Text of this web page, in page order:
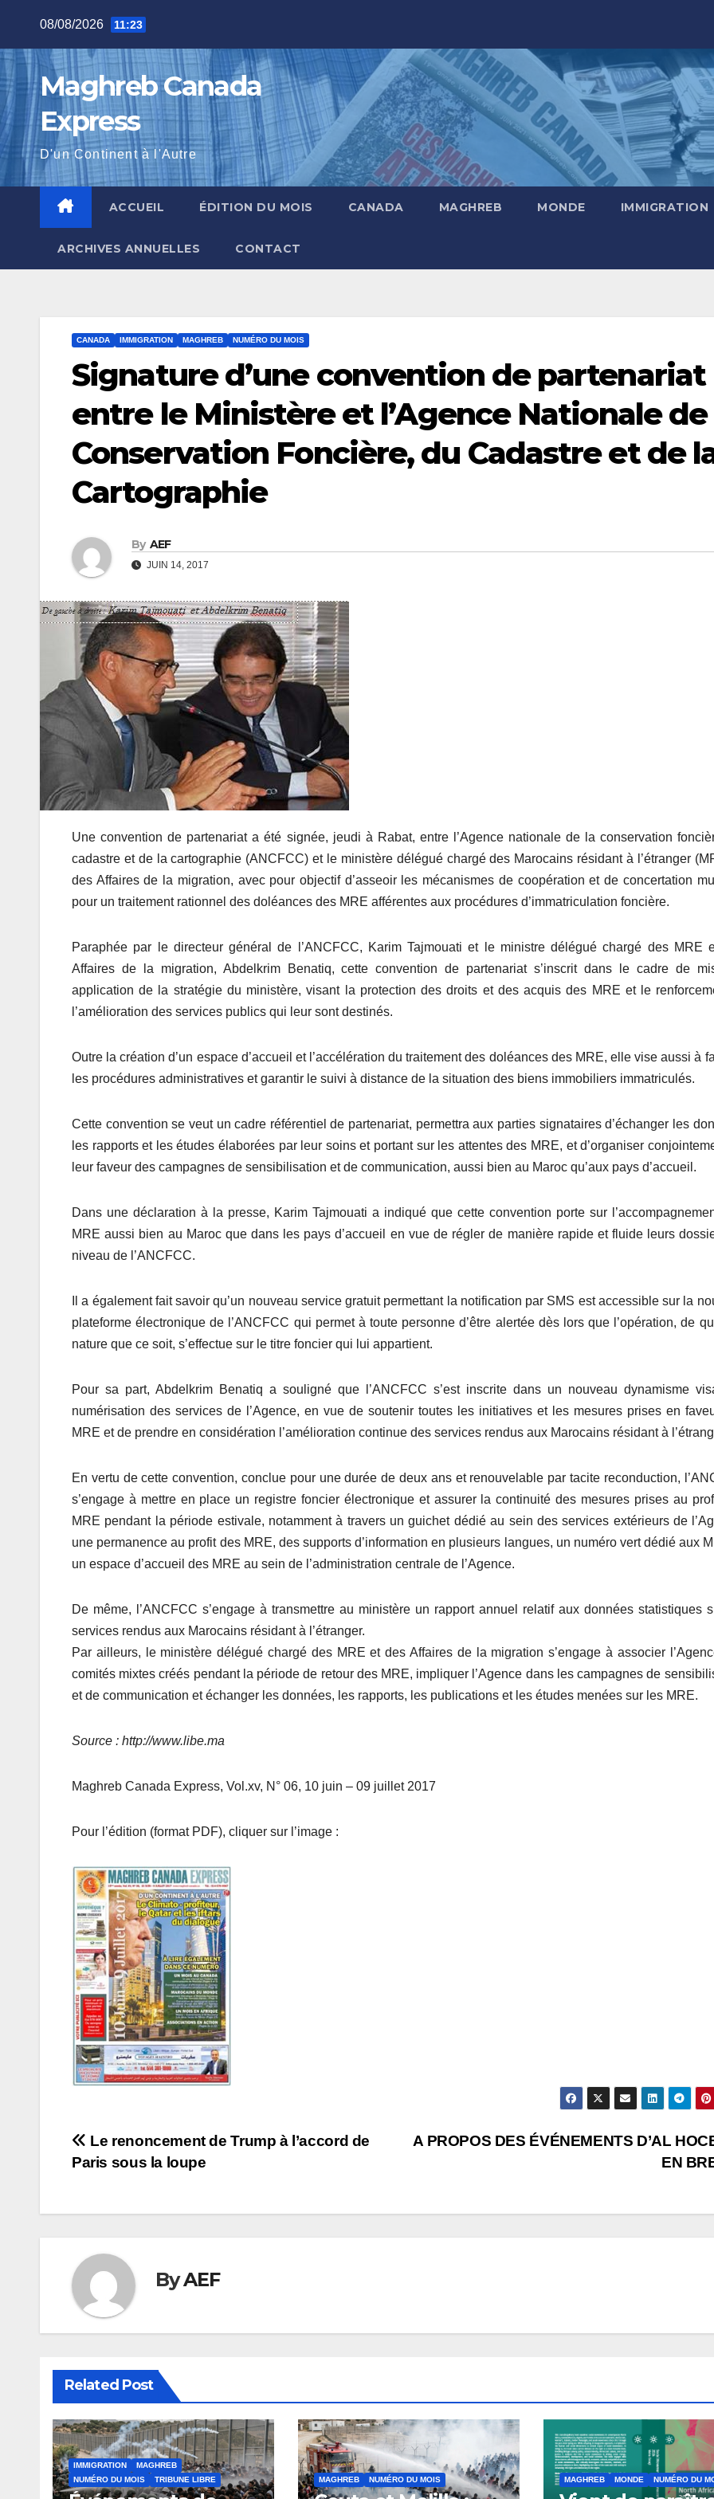
content
08/08/2026 11:23
Maghreb Canada
Express
D'un Continent à l'Autre
ACCUEIL ÉDITION DU MOIS CANADA MAGHREB MONDE IMMIGRATION
ARCHIVES ANNUELLES CONTACT
CANADA IMMIGRATION MAGHREB NUMÉRO DU MOIS
Signature d’une convention de partenariat
entre le Ministère et l’Agence Nationale de
Conservation Foncière, du Cadastre et de
Cartographie
By AEF
JUIN 14, 2017
Une convention de partenariat a été signée, jeudi à Rabat, entre l’Agence nationale de la conservation
cadastre et de la cartographie (ANCFCC) et le ministère délégué chargé des Marocains résidant à l’étranger
des Affaires de la migration, avec pour objectif d’asseoir les mécanismes de coopération et de concertation
pour un traitement rationnel des doléances des MRE afférentes aux procédures d’immatriculation foncière.
Paraphée par le directeur général de l’ANCFCC, Karim Tajmouati et le ministre délégué chargé des MRE
Affaires de la migration, Abdelkrim Benatiq, cette convention de partenariat s’inscrit dans le cadre de
application de la stratégie du ministère, visant la protection des droits et des acquis des MRE et le
l’amélioration des services publics qui leur sont destinés.
Outre la création d’un espace d’accueil et l’accélération du traitement des doléances des MRE, elle vise aussi à
les procédures administratives et garantir le suivi à distance de la situation des biens immobiliers immatriculés.
Cette convention se veut un cadre référentiel de partenariat, permettra aux parties signataires d’échanger les
les rapports et les études élaborées par leur soins et portant sur les attentes des MRE, et d’organiser
leur faveur des campagnes de sensibilisation et de communication, aussi bien au Maroc qu’aux pays d’accueil.
Dans une déclaration à la presse, Karim Tajmouati a indiqué que cette convention porte sur
MRE aussi bien au Maroc que dans les pays d’accueil en vue de régler de manière rapide et fluide leurs
niveau de l’ANCFCC.
Il a également fait savoir qu’un nouveau service gratuit permettant la notification par SMS est accessible sur la
plateforme électronique de l’ANCFCC qui permet à toute personne d’être alertée dès lors que l’opération, de
nature que ce soit, s’effectue sur le titre foncier qui lui appartient.
Pour sa part, Abdelkrim Benatiq a souligné que l’ANCFCC s’est inscrite dans un nouveau dynamisme
numérisation des services de l’Agence, en vue de soutenir toutes les initiatives et les mesures prises en
MRE et de prendre en considération l’amélioration continue des services rendus aux Marocains résidant à
En vertu de cette convention, conclue pour une durée de deux ans et renouvelable par tacite reconduction,
s’engage à mettre en place un registre foncier électronique et assurer la continuité des mesures prises au
MRE pendant la période estivale, notamment à travers un guichet dédié au sein des services extérieurs de
une permanence au profit des MRE, des supports d’information en plusieurs langues, un numéro vert dédié aux
un espace d’accueil des MRE au sein de l’administration centrale de l’Agence.
De même, l’ANCFCC s’engage à transmettre au ministère un rapport annuel relatif aux données statistiques
services rendus aux Marocains résidant à l’étranger.
Par ailleurs, le ministère délégué chargé des MRE et des Affaires de la migration s’engage à associer
comités mixtes créés pendant la période de retour des MRE, impliquer l’Agence dans les campagnes de
et de communication et échanger les données, les rapports, les publications et les études menées sur les MRE.
Source : http://www.libe.ma
Maghreb Canada Express, Vol.xv, N° 06, 10 juin – 09 juillet 2017
Pour l’édition (format PDF), cliquer sur l’image :
Navigation
l’article
A PROPOS DES ÉVÉNEMENTS D’AL
EN
Le renoncement de Trump à l’accord de
Paris sous la loupe
ByAEF
Related Post
IMMIGRATION
MAGHREB
NUMÉRO DU MOIS
TRIBUNE LIBRE MAGHREB NUMÉRO DU MOIS MAGHREB MONDE NUMÉRO DU